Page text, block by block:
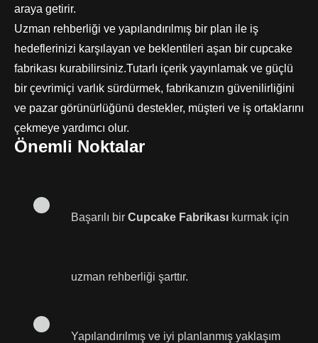
araya getirir.
Uzman rehberliği ve yapılandırılmış bir plan ile iş
hedeflerinizi karşılayan ve beklentileri aşan bir cupcake
fabrikası kurabilirsiniz.Tutarlı içerik yayınlamak ve güçlü
bir çevrimiçi varlık sürdürmek, fabrikanızın güvenilirliğini
ve pazar görünürlüğünü destekler, müşteri ve iş ortaklarını
çekmeye yardımcı olur.
Önemli Noktalar
Başarılı birCupcake Fabrikası kurmak için
uzman rehberliği şarttır.
Yapılandırılmış ve iyi planlanmış yaklaşım